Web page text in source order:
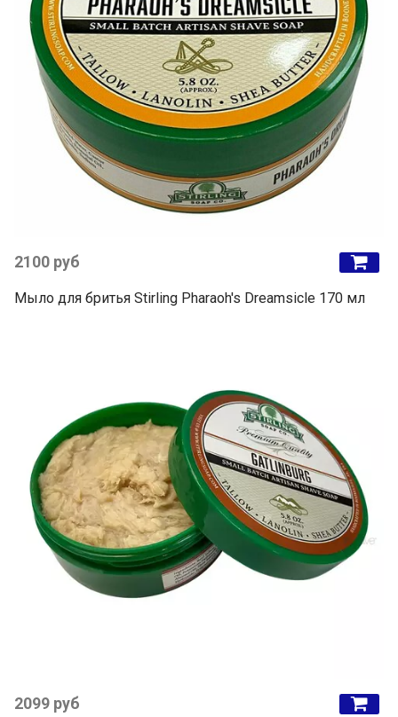
2100 руб
Мыло для бритья Stirling Pharaoh's Dreamsicle 170 мл
2099 руб